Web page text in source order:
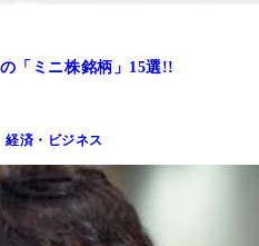
「ミニ株銘柄」15選!!
経済・ビジネス